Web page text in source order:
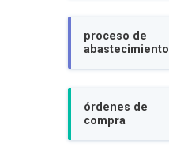
proceso de
abastecimiento
órdenes de
compra